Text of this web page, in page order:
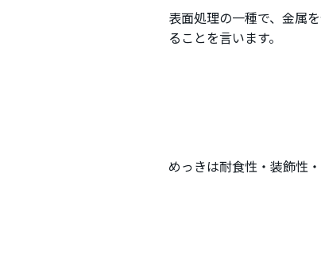
表面処理の一種で、金属
ることを言います。
めっきは耐食性・装飾性